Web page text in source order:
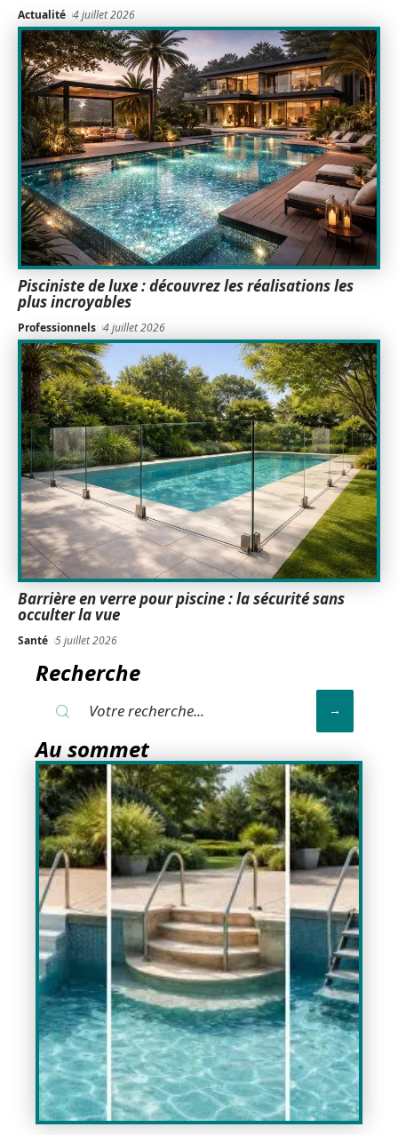
Actualité 4 juillet 2026
Pisciniste de luxe : découvrez les réalisations les
plus incroyables
Professionnels 4 juillet 2026
Barrière en verre pour piscine : la sécurité sans
occulter la vue
Santé 5 juillet 2026
Recherche
Au sommet